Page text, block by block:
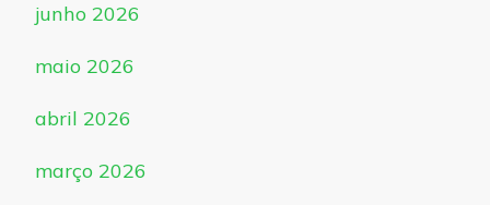
junho 2026
maio 2026
abril 2026
março 2026